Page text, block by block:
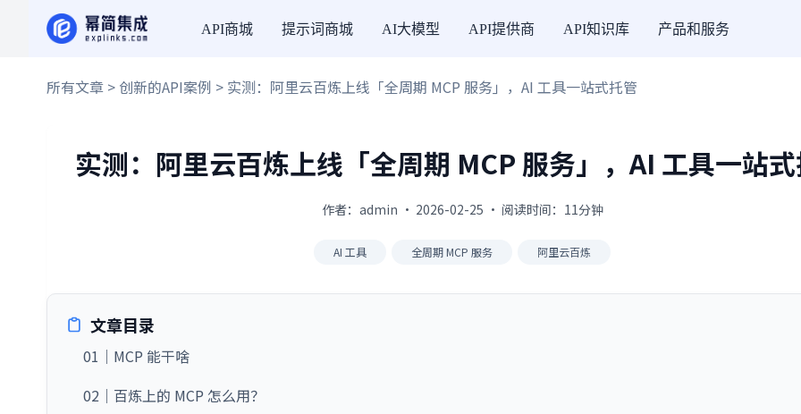
API商城 提示词商城 AI大模型 API提供商 API知识库 产品和服务
所有文章 > 创新的API案例 > 实测：阿里云百炼上线「全周期 MCP 服务」，AI 工具一站式托管
实测：阿里云百炼上线「全周期 MCP 服务」，AI 工具一站
作者：admin · 2026-02-25 · 阅读时间：11分钟
AI 工具 全周期 MCP 服务 阿里云百炼
文章目录
01｜MCP 能干啥
02｜百炼上的 MCP 怎么用？